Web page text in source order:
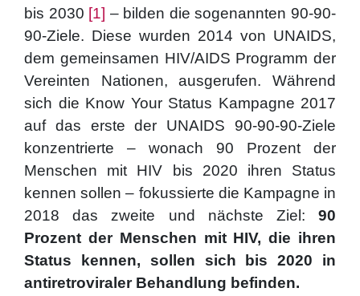
bis 2030 [1] – bilden die sogenannten 90-90-
90-Ziele. Diese wurden 2014 von UNAIDS,
dem gemeinsamen HIV/AIDS Programm der
Vereinten Nationen, ausgerufen. Während
sich die Know Your Status Kampagne 2017
auf das erste der UNAIDS 90-90-90-Ziele
konzentrierte – wonach 90 Prozent der
Menschen mit HIV bis 2020 ihren Status
kennen sollen – fokussierte die Kampagne in
2018 das zweite und nächste Ziel: 90
Prozent der Menschen mit HIV, die ihren
Status kennen, sollen sich bis 2020 in
antiretroviraler Behandlung befinden.